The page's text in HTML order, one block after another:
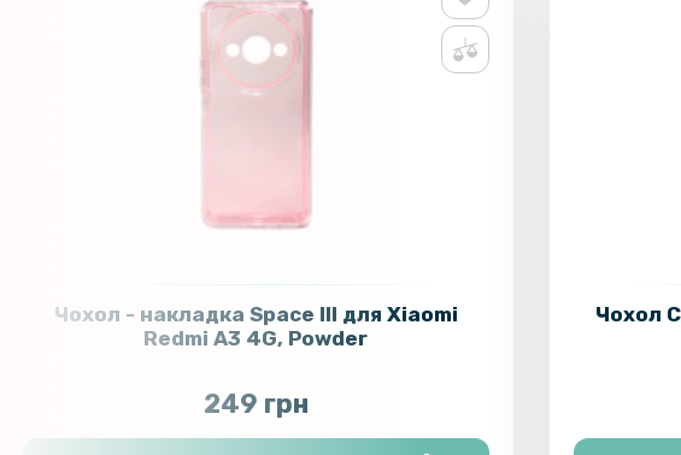
Чохол - накладка Space III для Xiaomi
Redmi A3 4G, Powder
249 грн
Чохол